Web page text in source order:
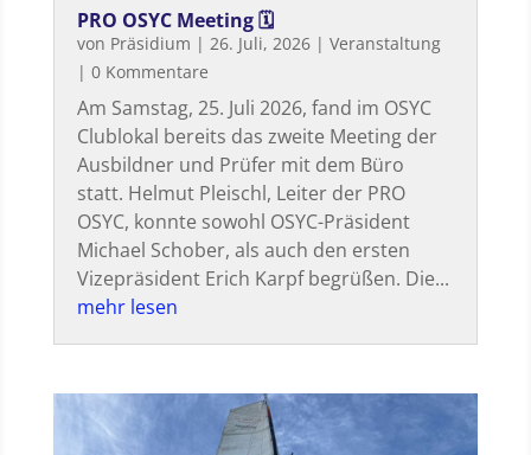
PRO OSYC Meeting 🗓
von Präsidium | 26. Juli, 2026| Veranstaltung
| 0 Kommentare
Am Samstag, 25. Juli 2026, fand im OSYC
Clublokal bereits das zweite Meeting der
Ausbildner und Prüfer mit dem Büro
statt. Helmut Pleischl, Leiter der PRO
OSYC, konnte sowohl OSYC-Präsident
Michael Schober, als auch den ersten
Vizepräsident Erich Karpf begrüßen. Die...
mehr lesen